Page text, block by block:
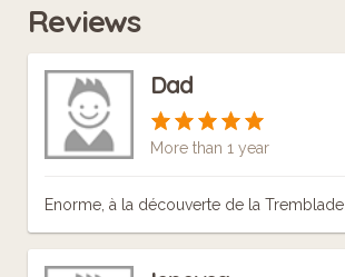
Reviews
Dad
More than 1 year
Enorme, à la découverte de la Tremblade.